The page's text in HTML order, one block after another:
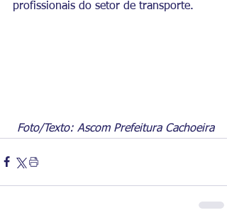
profissionais do setor de transporte.
Foto/Texto: Ascom Prefeitura Cachoeira